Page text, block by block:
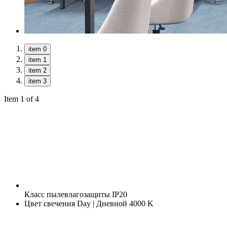
item 0
item 1
item 2
item 3
Item 1 of 4
Класс пылевлагозащиты IP20
Цвет свечения Day | Дневной 4000 K